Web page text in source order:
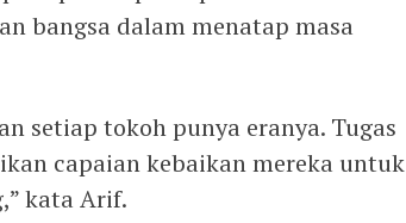
bangsa dalam menatap masa
setiap tokoh punya eranya. Tugas
capaian kebaikan mereka untuk
kata Arif.